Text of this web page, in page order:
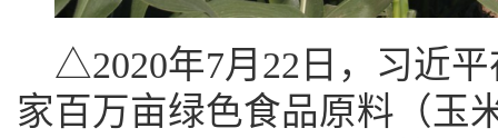
△2020年7月22日，习近
家百万亩绿色食品原料（玉